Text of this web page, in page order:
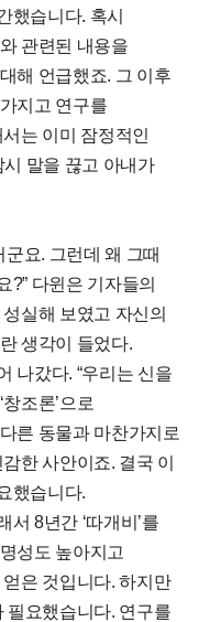
했습니다. 혹시
관련된 내용을
해 언급했죠. 그 이후
지고 연구를
는 이미 잠정적인
시 말을 끊고 아내가
요. 그런데 왜 그때
?” 다윈은 기자들의
실해 보였고 자신의
생각이 들었다.
나갔다. “우리는 신을
조론’으로
른 동물과 마찬가지로
한 사안이죠. 결국 이
했습니다.
8년간 ‘따개비’를
성도 높아지고
은 것입니다. 하지만
필요했습니다. 연구를